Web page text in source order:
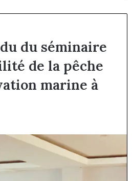
du séminaire
de la pêche
marine à